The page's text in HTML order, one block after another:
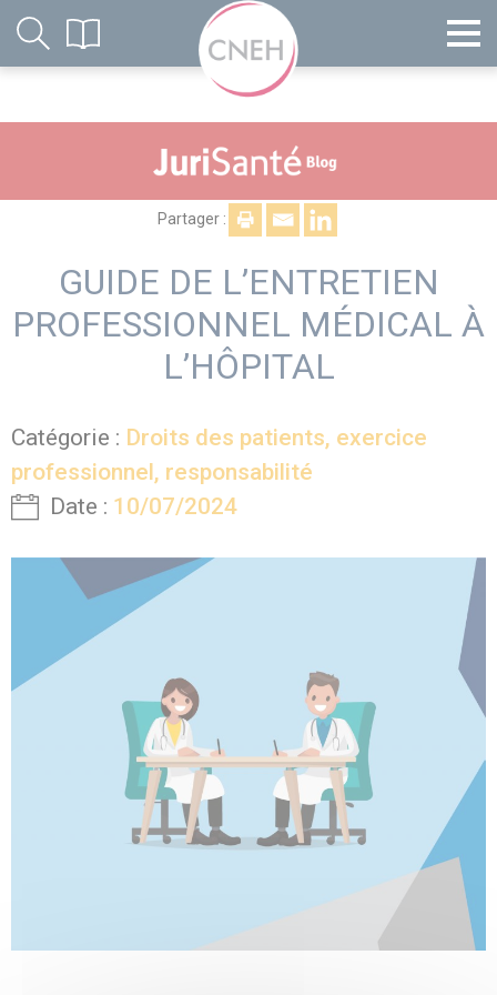
Partager :
GUIDE DE L’ENTRETIEN
PROFESSIONNEL MÉDICAL À
L’HÔPITAL
Catégorie : Droits des patients, exercice
professionnel, responsabilité
Date : 10/07/2024